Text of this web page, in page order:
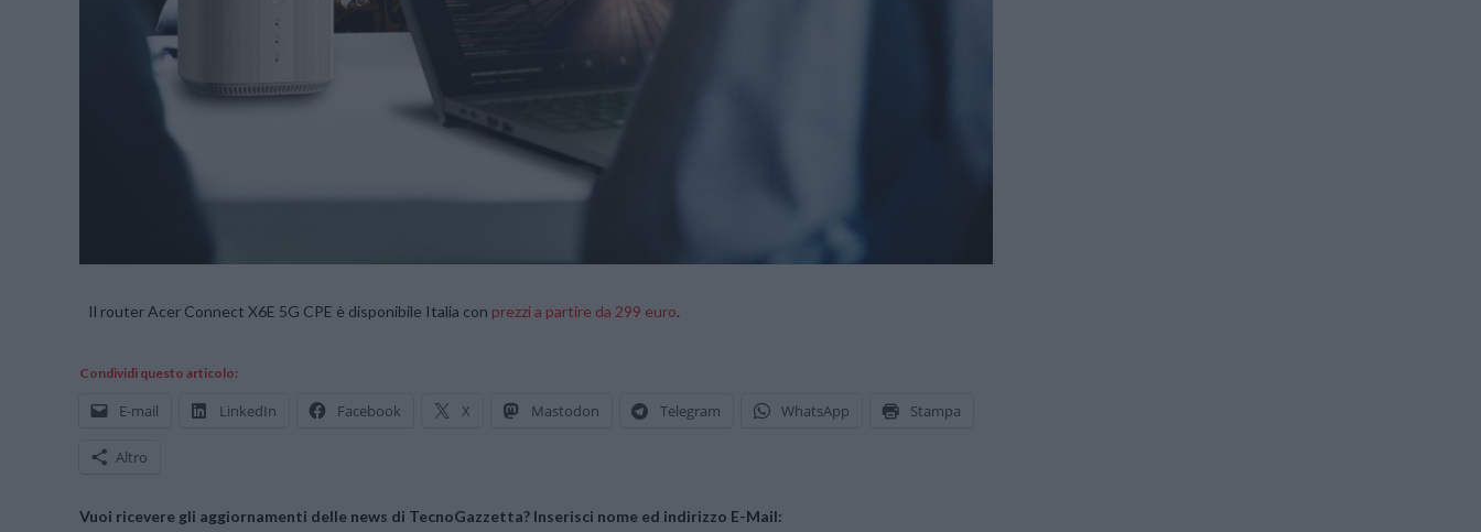
Il router Acer Connect X6E 5G CPE è disponibile Italia con prezzi a partire da 299 euro.
Condividi questo articolo:
E-mail LinkedIn Facebook X Mastodon Telegram WhatsApp Stampa
Altro
Vuoi ricevere gli aggiornamenti delle news di TecnoGazzetta? Inserisci nome ed indirizzo E-Mail: